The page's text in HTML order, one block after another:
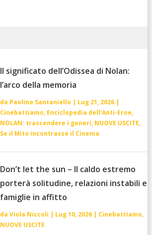
Il significato dell’Odissea di Nolan:
l’arco della memoria
da Paolino Santaniello | Lug 21, 2026|
Cinebattiamo, Enciclopedia dell'Anti-Eroe,
NOLAN: trascendere i generi, NUOVE USCITE,
Se il Mito incontrasse il Cinema
Don’t let the sun – Il caldo estremo
porterà solitudine, relazioni instabili e
famiglie in affitto
da Viola Niccoli | Lug 10, 2026| Cinebattiamo,
NUOVE USCITE